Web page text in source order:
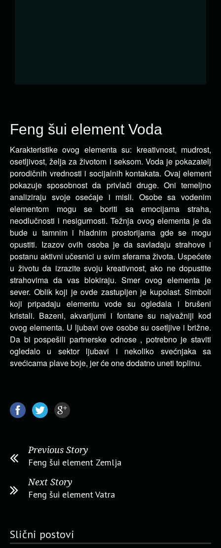
Feng šui element Voda
Karakteristike ovog elementa su: kreativnost, mudrost,
osetljivost, želja za životom i seksom. Voda je pokazatelj
porodičnih vrednosti i socijalnih kontakata. Ovaj element
pokazuje sposobnost da privlači druge. Oni temeljno
analiziraju svoje osećaje i misli. Osobe sa vodenim
elementom mogu se boriti sa emocijama straha,
neodlučnosti i nesigurnosti. Težnja ovog elementa je da
bude u tamnim i hladnim prostorijama gde se mogu
opustiti. Izazov ovih osoba je da savladaju strahove i
postanu aktivni učesnici u svim sferama života. Uspećete
u životu da izrazite svoju kreativnost, ako ne dopustite
strahovima da vas blokiraju. Smer ovog elementa je
sever. Oblik koji je ovde zastupljen je kupolast. Simboli
koji pripadaju elementu vode su ogledala i brušeni
kristali. Bazeni, akvarijumi i fontane su najvažniji kod
ovog elementa. U ljubavi ove osobe su osetljive i brižne.
Da bi pospešili partnerske odnose , potrebno je staviti
ogledalo u sektor ljubavi i nekoliko svećnjaka sa
svećicama plave boje, jer će one dodatno uneti toplinu.
Previous Story
Feng šui element Zemlja
Next Story
Feng šui element Vatra
Slični postovi